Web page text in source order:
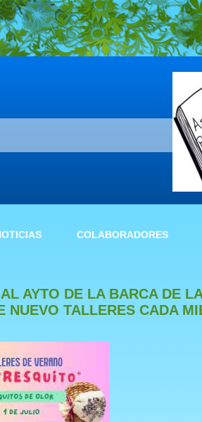
COLABORADORES
AYTO DE LA BARCA DE
NUEVO TALLERES CADA